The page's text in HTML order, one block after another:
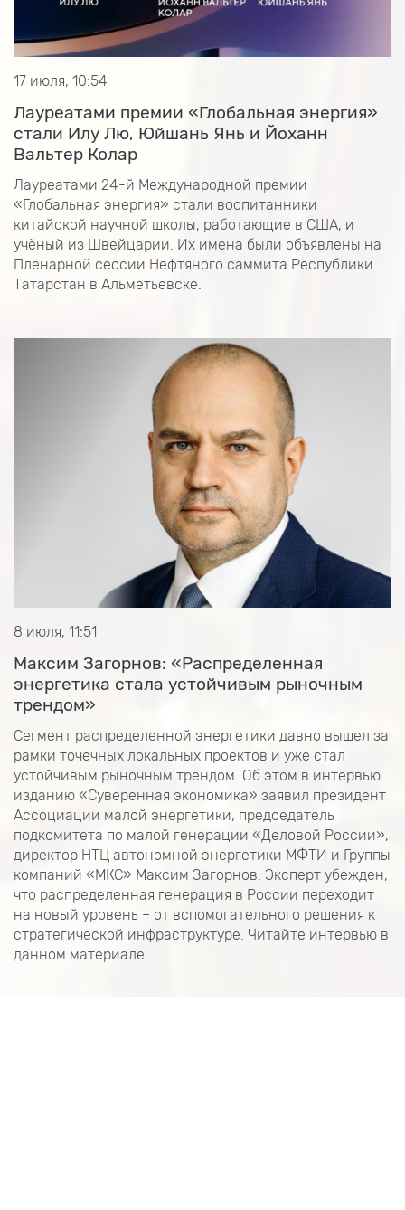
17 июля, 10:54
Лауреатами премии «Глобальная энергия»
стали Илу Лю, Юйшань Янь и Йоханн
Вальтер Колар
Лауреатами 24-й Международной премии
«Глобальная энергия» стали воспитанники
китайской научной школы, работающие в США, и
учёный из Швейцарии. Их имена были объявлены на
Пленарной сессии Нефтяного саммита Республики
Татарстан в Альметьевске.
8 июля, 11:51
Максим Загорнов: «Распределенная
энергетика стала устойчивым рыночным
трендом»
Сегмент распределенной энергетики давно вышел за
рамки точечных локальных проектов и уже стал
устойчивым рыночным трендом. Об этом в интервью
изданию «Суверенная экономика» заявил президент
Ассоциации малой энергетики, председатель
подкомитета по малой генерации «Деловой России»,
директор НТЦ автономной энергетики МФТИ и Группы
компаний «МКС» Максим Загорнов. Эксперт убежден,
что распределенная генерация в России переходит
на новый уровень – от вспомогательного решения к
стратегической инфраструктуре. Читайте интервью в
данном материале.